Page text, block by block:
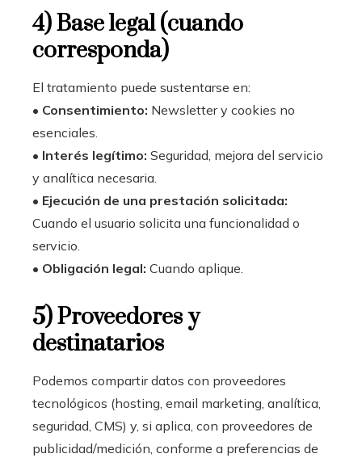
4) Base legal (cuando
corresponda)
El tratamiento puede sustentarse en:
• Consentimiento: Newsletter y cookies no
esenciales.
• Interés legítimo: Seguridad, mejora del servicio
y analítica necesaria.
• Ejecución de una prestación solicitada:
Cuando el usuario solicita una funcionalidad o
servicio.
• Obligación legal: Cuando aplique.
5) Proveedores y
destinatarios
Podemos compartir datos con proveedores
tecnológicos (hosting, email marketing, analítica,
seguridad, CMS) y, si aplica, con proveedores de
publicidad/medición, conforme a preferencias de